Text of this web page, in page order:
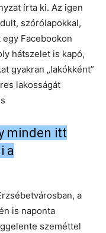
írta ki. Az igen
szórólapokkal,
Facebookon
hátszelet is kapó,
gyakran „lakókként”
lakosságát
minden itt
a
a
is naponta
szeméttel